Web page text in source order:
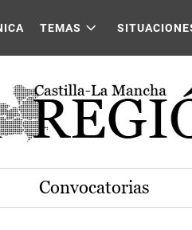
TEMAS
Convocatorias